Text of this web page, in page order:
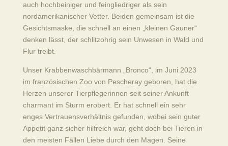
auch hochbeiniger und feingliedriger als sein
nordamerikanischer Vetter. Beiden gemeinsam ist die
Gesichtsmaske, die schnell an einen „kleinen Gauner“
denken lässt, der schlitzohrig sein Unwesen in Wald und
Flur treibt.
Unser Krabbenwaschbärmann „Bronco“, im Juni 2023
im französischen Zoo von Pescheray geboren, hat die
Herzen unserer Tierpflegerinnen seit seiner Ankunft
charmant im Sturm erobert. Er hat schnell ein sehr
enges Vertrauensverhältnis gefunden, wobei sein guter
Appetit ganz sicher hilfreich war, geht doch bei Tieren in
den meisten Fällen Liebe durch den Magen. Seine